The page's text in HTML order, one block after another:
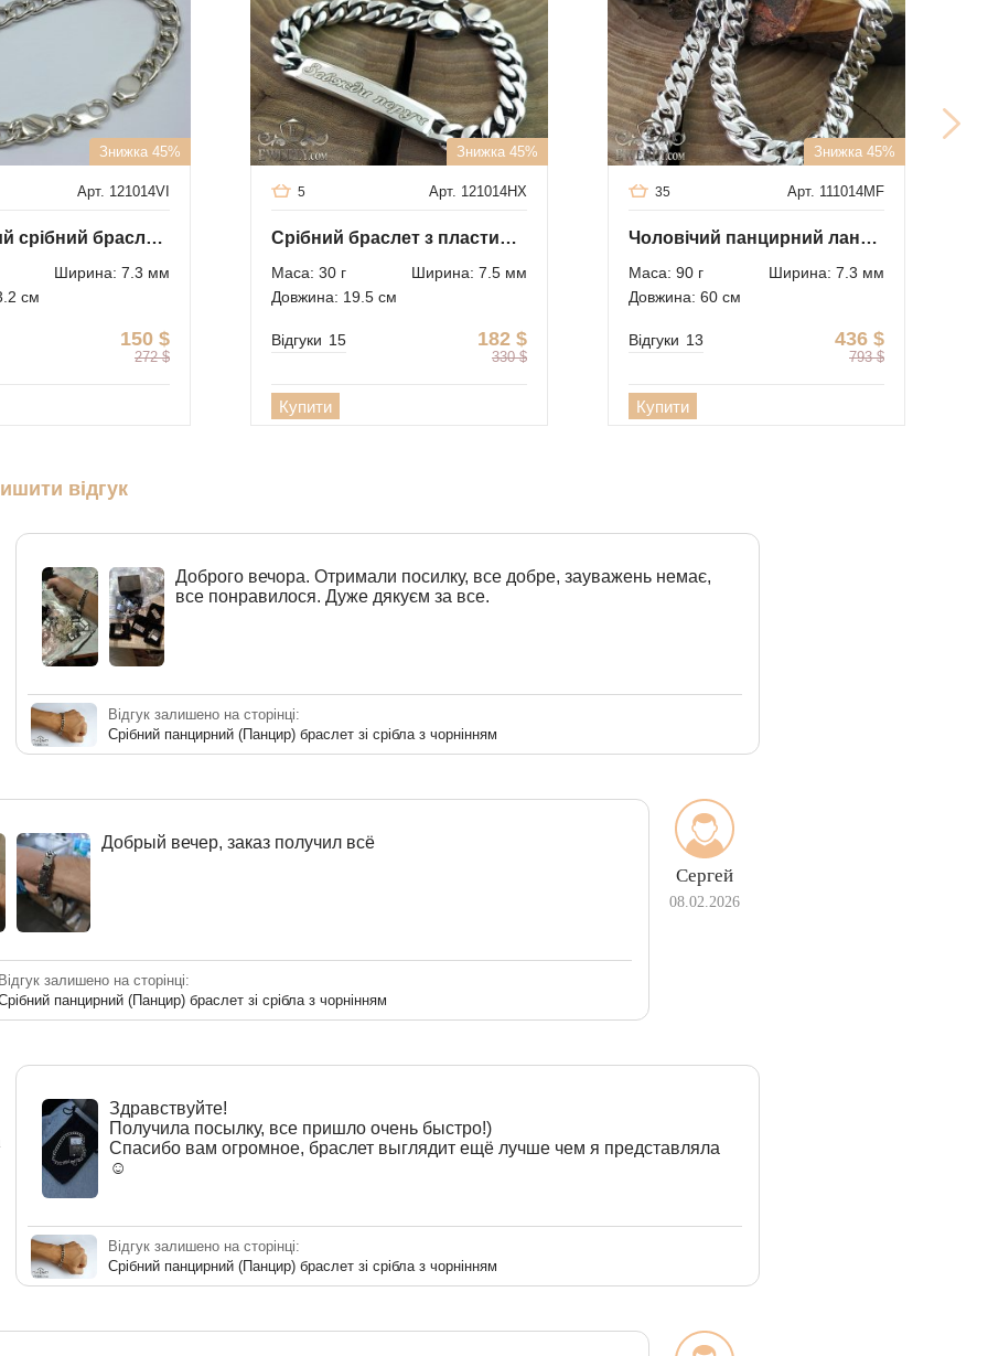
Знижка 45%
Арт. 121014VI
Панцирний срібний браслет (Панцир)
Ширина: 7.3 мм
см
150 $
272 $
Знижка 45%
Арт. 121014HX
5
Срібний браслет з пластиною
Маса: 30 г
Ширина: 7.5 мм
Довжина: 19.5 см
182 $
330 $
Відгуки 15
Купити
Знижка 45%
Арт. 111014MF
35
Чоловічий панцирний ланцюжок 90 грам
Маса: 90 г
Ширина: 7.3 мм
Довжина: 60 см
436 $
793 $
Відгуки 13
Купити
відгук
Доброго вечора. Отримали посилку, все добре, зауважень немає,
все понравилося. Дуже дякуєм за все.
Відгук залишено на сторінці:
Срібний панцирний (Панцир) браслет зі срібла з чорнінням
Сергей
08.02.2026
Добрый вечер, заказ получил всё
Відгук залишено на сторінці:
панцирний (Панцир) браслет зі срібла з чорнінням
Здравствуйте!
Получила посылку, все пришло очень быстро!)
Спасибо вам огромное, браслет выглядит ещё лучше чем я представляла
☺️
Відгук залишено на сторінці:
Срібний панцирний (Панцир) браслет зі срібла з чорнінням